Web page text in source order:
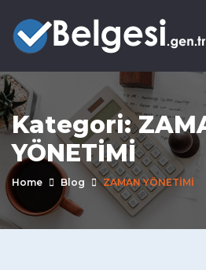
Kategori:
YÖNETİMİ
Home Blog ZAMAN YÖNETİMİ